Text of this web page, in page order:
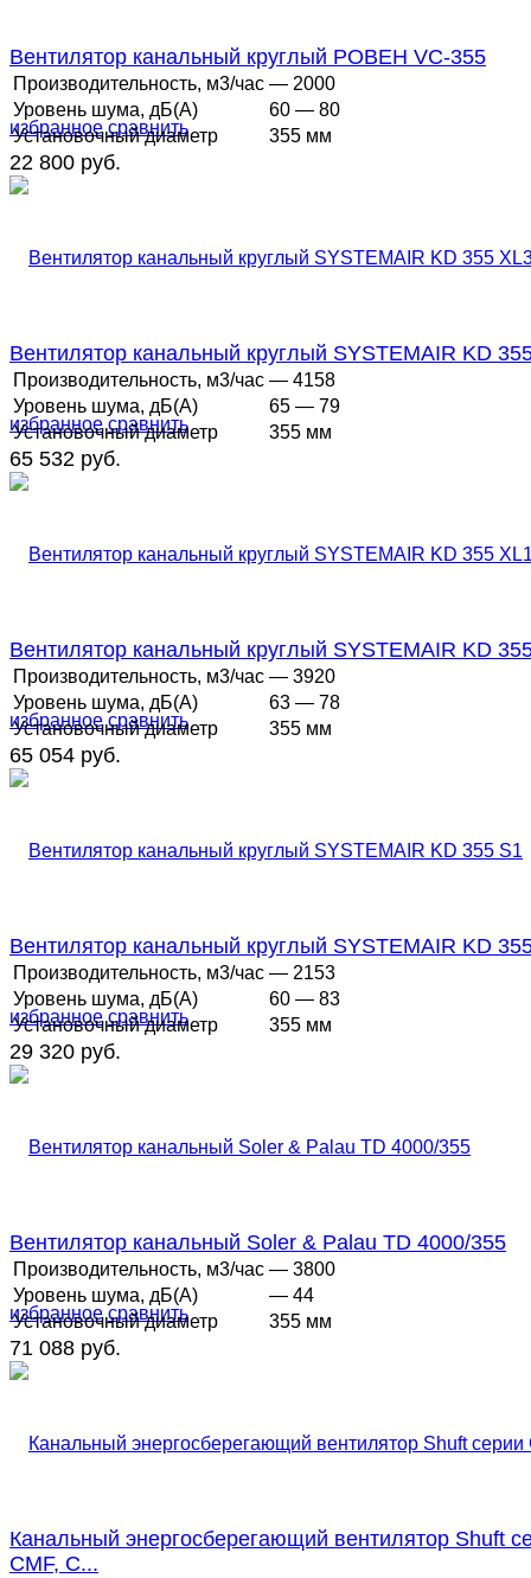
избранное сравнить
Вентилятор канальный круглый РОВЕН VC-355
Производительность, м3/час — 2000
Уровень шума, дБ(А)
60 — 80
Установочный диаметр
355 мм
22 800 руб.
избранное сравнить
Вентилятор канальный круглый SYSTEMAIR KD
Производительность, м3/час — 4158
Уровень шума, дБ(А)
65 — 79
Установочный диаметр
355 мм
65 532 руб.
избранное сравнить
Вентилятор канальный круглый SYSTEMAIR KD
Производительность, м3/час — 3920
Уровень шума, дБ(А)
63 — 78
Установочный диаметр
355 мм
65 054 руб.
избранное сравнить
Вентилятор канальный круглый SYSTEMAIR KD
Производительность, м3/час — 2153
Уровень шума, дБ(А)
60 — 83
Установочный диаметр
355 мм
29 320 руб.
избранное сравнить
Вентилятор канальный Soler & Palau TD 4000/355
Производительность, м3/час — 3800
Уровень шума, дБ(А)
— 44
Установочный диаметр
355 мм
71 088 руб.
Канальный энергосберегающий вентилятор Shuft
CMF, C...